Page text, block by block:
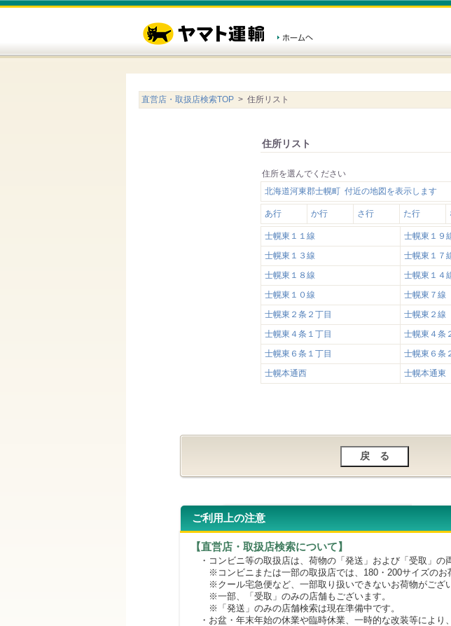
直営店・取扱店検索TOP > 住所リスト
住所リスト
住所を選んでください
北海道河東郡士幌町 付近の地図を表示します
あ行 か行 さ行 た行
士幌東１１線 士幌東１９
士幌東１３線
士幌東１７
士幌東１８線
士幌東１４
士幌東１０線
士幌東７線
士幌東２条２丁目
士幌東２線
士幌東４条１丁目
士幌東４条
士幌東６条１丁目
士幌東６条
士幌本通西
士幌本通東
ご利用上の注意
【直営店・取扱店検索について】
・コンビニ等の取扱店は、荷物の「発送」および「受取」の
※コンビニまたは一部の取扱店では、180・200サイズのお
※クール宅急便など、一部取り扱いできないお荷物がござい
※一部、「受取」のみの店舗もございます。
※「発送」のみの店舗検索は現在準備中です。
・お盆・年末年始の休業や臨時休業、一時的な改装等により